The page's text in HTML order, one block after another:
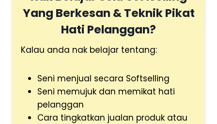
Yang Berkesan & Teknik Pikat
Hati Pelanggan?
Kalau anda nak belajar tentang:
Seni menjual secara Softselling
Seni memujuk dan memikat hati
pelanggan
Cara tingkatkan jualan produk atau